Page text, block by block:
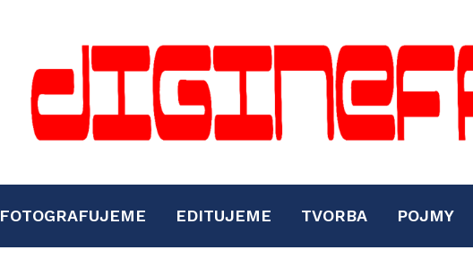
FOTOGRAFUJEME EDITUJEME TVORBA POJMY